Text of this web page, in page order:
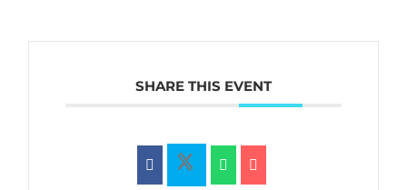
SHARE THIS EVENT